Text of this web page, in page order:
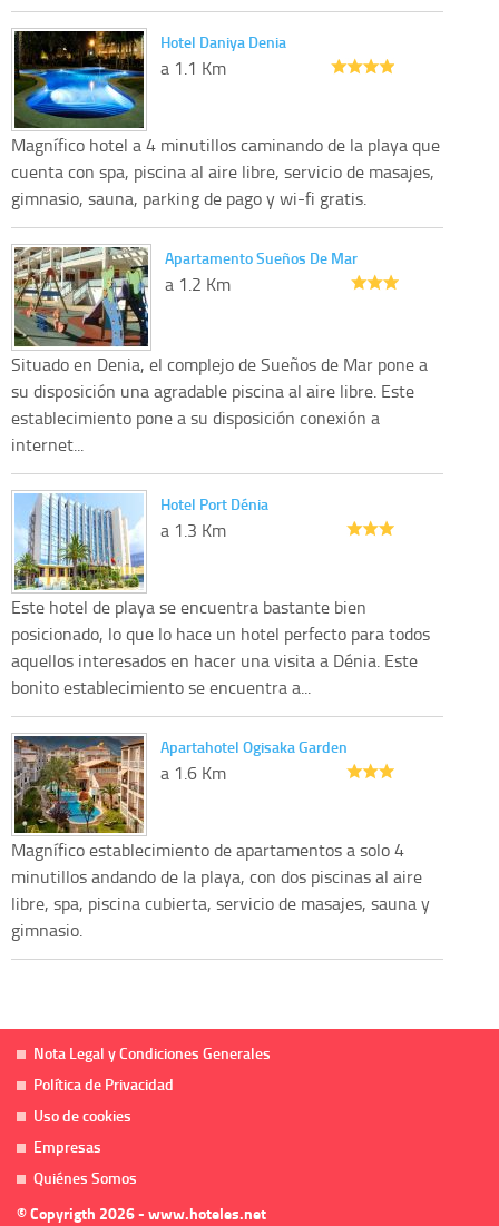
Hotel Daniya Denia
a 1.1 Km
Magnífico hotel a 4 minutillos caminando de la playa que
cuenta con spa, piscina al aire libre, servicio de masajes,
gimnasio, sauna, parking de pago y wi-fi gratis.
Apartamento Sueños De Mar
a 1.2 Km
Situado en Denia, el complejo de Sueños de Mar pone a
su disposición una agradable piscina al aire libre. Este
establecimiento pone a su disposición conexión a
internet...
Hotel Port Dénia
a 1.3 Km
Este hotel de playa se encuentra bastante bien
posicionado, lo que lo hace un hotel perfecto para todos
aquellos interesados en hacer una visita a Dénia. Este
bonito establecimiento se encuentra a...
Apartahotel Ogisaka Garden
a 1.6 Km
Magnífico establecimiento de apartamentos a solo 4
minutillos andando de la playa, con dos piscinas al aire
libre, spa, piscina cubierta, servicio de masajes, sauna y
gimnasio.
Nota Legal y Condiciones Generales
Política de Privacidad
Uso de cookies
Empresas
Quiénes Somos
© Copyrigth 2026 - www.hoteles.net